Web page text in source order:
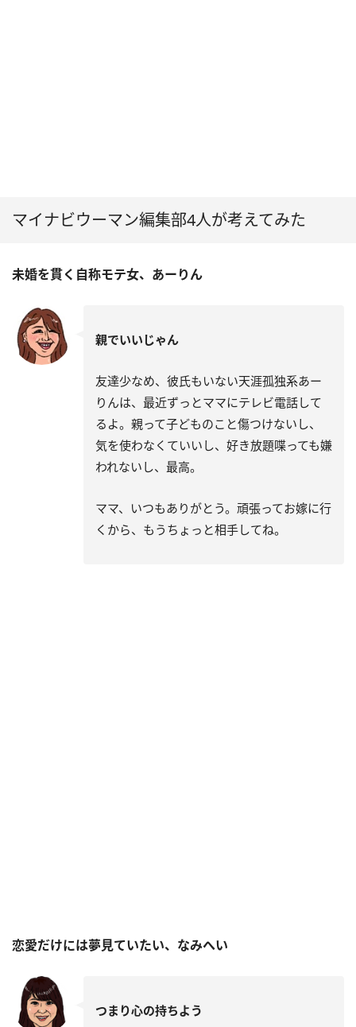
マイナビウーマン編集部4人が考えてみた
未婚を貫く自称モテ女、あーりん
親でいいじゃん
友達少なめ、彼氏もいない天涯孤独系あー
りんは、最近ずっとママにテレビ電話して
るよ。親って子どものこと傷つけないし、
気を使わなくていいし、好き放題喋っても嫌
われないし、最高。
ママ、いつもありがとう。頑張ってお嫁に行
くから、もうちょっと相手してね。
恋愛だけには夢見ていたい、なみへい
つまり心の持ちよう